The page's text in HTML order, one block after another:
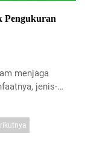
Pengukuran
menjaga
jenis-